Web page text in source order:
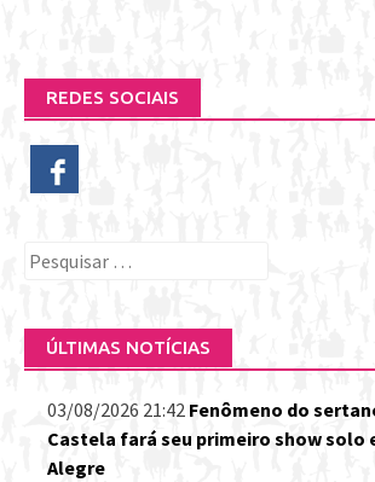
REDES SOCIAIS
Pesquisar
ÚLTIMAS NOTÍCIAS
03/08/2026 21:42 Fenômeno do
Castela fará seu primeiro show solo
Alegre